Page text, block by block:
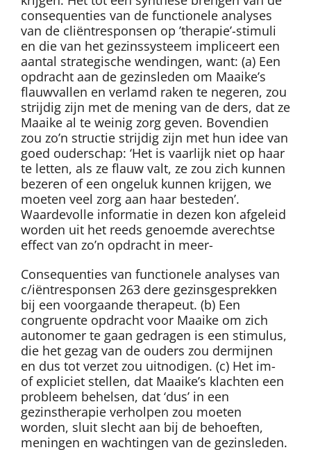
consequenties van de functionele analyses
van de cliëntresponsen op ’therapie’-stimuli
en die van het gezinssysteem impliceert een
aantal strategische wendingen, want: (a) Een
opdracht aan de gezinsleden om Maaike’s
flauwvallen en verlamd raken te negeren, zou
strijdig zijn met de mening van de ders, dat ze
Maaike al te weinig zorg geven. Bovendien
zou zo’n structie strijdig zijn met hun idee van
goed ouderschap: ‘Het is vaarlijk niet op haar
te letten, als ze flauw valt, ze zou zich kunnen
bezeren of een ongeluk kunnen krijgen, we
moeten veel zorg aan haar besteden’.
Waardevolle informatie in dezen kon afgeleid
worden uit het reeds genoemde averechtse
effect van zo’n opdracht in meer-
Consequenties van functionele analyses van
c/iëntresponsen 263 dere gezinsgesprekken
bij een voorgaande therapeut. (b) Een
congruente opdracht voor Maaike om zich
autonomer te gaan gedragen is een stimulus,
die het gezag van de ouders zou dermijnen
en dus tot verzet zou uitnodigen. (c) Het im-
of expliciet stellen, dat Maaike’s klachten een
probleem behelsen, dat ‘dus’ in een
gezinstherapie verholpen zou moeten
worden, sluit slecht aan bij de behoeften,
meningen en wachtingen van de gezinsleden.